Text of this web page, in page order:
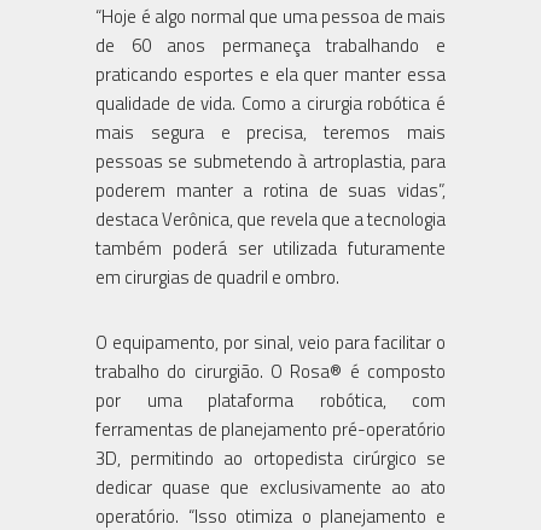
“Hoje é algo normal que uma pessoa de mais
de 60 anos permaneça trabalhando e
praticando esportes e ela quer manter essa
qualidade de vida. Como a cirurgia robótica é
mais segura e precisa, teremos mais
pessoas se submetendo à artroplastia, para
poderem manter a rotina de suas vidas”,
destaca Verônica, que revela que a tecnologia
também poderá ser utilizada futuramente
em cirurgias de quadril e ombro.
O equipamento, por sinal, veio para facilitar o
trabalho do cirurgião. O Rosa® é composto
por uma plataforma robótica, com
ferramentas de planejamento pré-operatório
3D, permitindo ao ortopedista cirúrgico se
dedicar quase que exclusivamente ao ato
operatório. “Isso otimiza o planejamento e